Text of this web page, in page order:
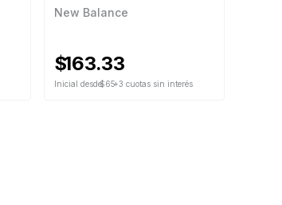
New Balance
$163.33
Inicial desde$65+3 cuotas sin interés